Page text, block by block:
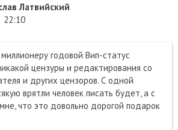
Латвийский
22:10
годовой Вип-статус
цензуры и редактирования со
и других цензоров. С одной
врятли человек писать будет, а с
что это довольно дорогой подарок